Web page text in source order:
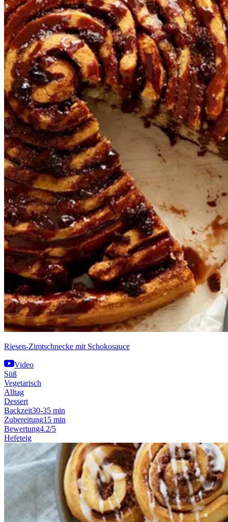
Riesen-Zimtschnecke mit Schokosauce
Video
Süß
Vegetarisch
Alltag
Dessert
Backzeit30-35 min
Zubereitung15 min
Bewertung4.2/5
Hefeteig